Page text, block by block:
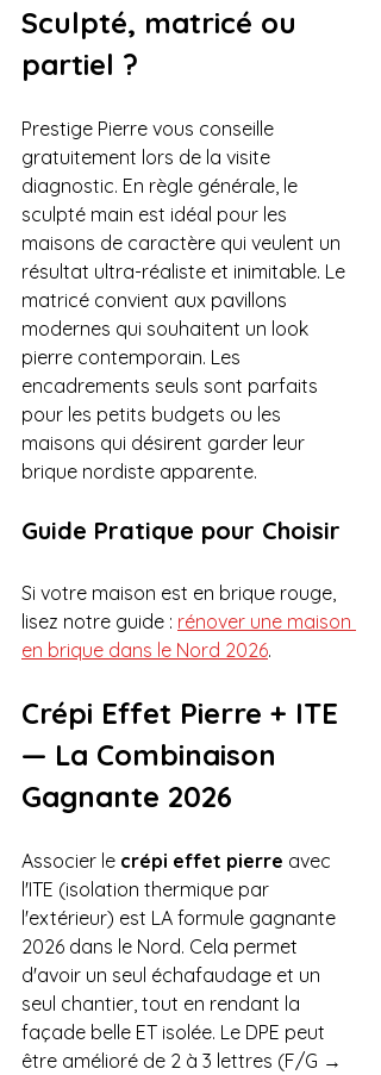
Sculpté, matricé ou
partiel ?
Prestige Pierre vous conseille
gratuitement lors de la visite
diagnostic. En règle générale, le
sculpté main est idéal pour les
maisons de caractère qui veulent un
résultat ultra-réaliste et inimitable. Le
matricé convient aux pavillons
modernes qui souhaitent un look
pierre contemporain. Les
encadrements seuls sont parfaits
pour les petits budgets ou les
maisons qui désirent garder leur
brique nordiste apparente.
Guide Pratique pour Choisir
Si votre maison est en brique rouge,
lisez notre guide : rénover une maison
en brique dans le Nord 2026.
Crépi Effet Pierre + ITE
— La Combinaison
Gagnante 2026
Associer le crépi effet pierre avec
l'ITE (isolation thermique par
l'extérieur) est LA formule gagnante
2026 dans le Nord. Cela permet
d'avoir un seul échafaudage et un
seul chantier, tout en rendant la
façade belle ET isolée. Le DPE peut
être amélioré de 2 à 3 lettres (F/G →